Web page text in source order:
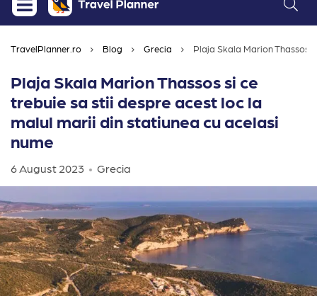
content
TravelPlanner.ro Blog Grecia Plaja Skala Marion Thassos
Plaja Skala Marion Thassos si ce
trebuie sa stii despre acest loc la
malul marii din statiunea cu acelasi
nume
6 August 2023 Grecia